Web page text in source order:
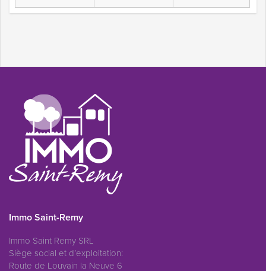
Immo Saint-Remy
Immo Saint Remy SRL
Siège social et d’exploitation:
Route de Louvain la Neuve 6